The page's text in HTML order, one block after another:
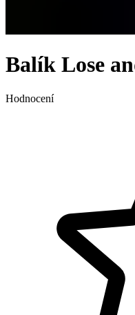
Balík Lose
Hodnocení